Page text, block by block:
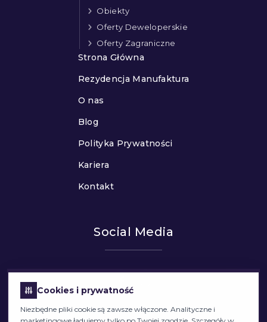
Obiekty
Oferty Deweloperskie
Oferty Zagraniczne
Strona Główna
Rezydencja Manufaktura
O nas
Blog
Polityka Prywatności
Kariera
Kontakt
Social Media
Cookies i prywatność
Niezbędne pliki cookie są zawsze włączone. Analityczne i